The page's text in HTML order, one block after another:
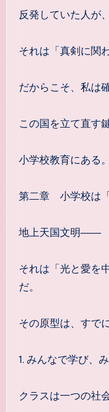
反発していた人が
それは「真剣に関
だからこそ、私は
この国を立て直す
小学校教育にある。
第二章 小学校は
地上天国文明――
それは「光と愛を
だ。
その原型は、すで
1. みんなで学び、
クラスは一つの社会